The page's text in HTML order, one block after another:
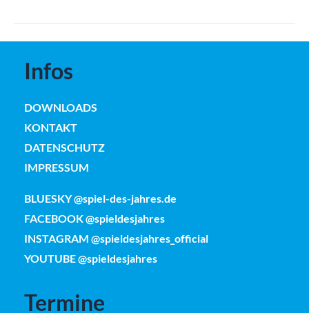
Infos
DOWNLOADS
KONTAKT
DATENSCHUTZ
IMPRESSUM
BLUESKY @spiel-des-jahres.de
FACEBOOK @spieldesjahres
INSTAGRAM @spieldesjahres_official
YOUTUBE @spieldesjahres
Termine